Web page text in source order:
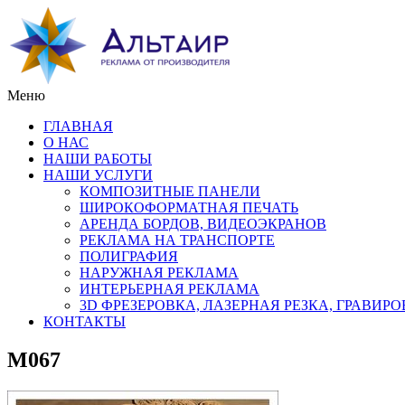
Меню
ГЛАВНАЯ
О НАС
НАШИ РАБОТЫ
НАШИ УСЛУГИ
КОМПОЗИТНЫЕ ПАНЕЛИ
ШИРОКОФОРМАТНАЯ ПЕЧАТЬ
АРЕНДА БОРДОВ, ВИДЕОЭКРАНОВ
РЕКЛАМА НА ТРАНСПОРТЕ
ПОЛИГРАФИЯ
НАРУЖНАЯ РЕКЛАМА
ИНТЕРЬЕРНАЯ РЕКЛАМА
3D ФРЕЗЕРОВКА, ЛАЗЕРНАЯ РЕЗКА,
КОНТАКТЫ
M067